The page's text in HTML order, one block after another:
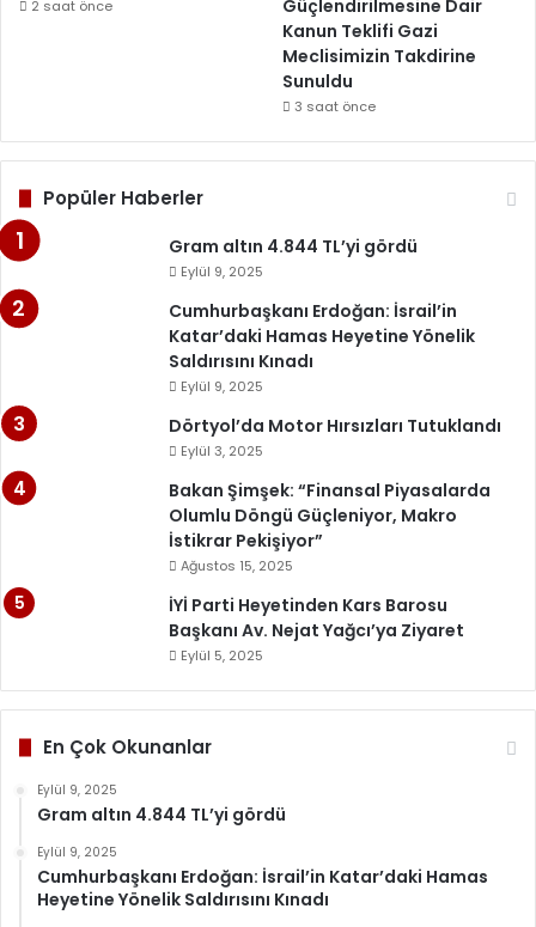
2 saat önce
Güçlendirilmesine Dair
Kanun Teklifi Gazi
Meclisimizin Takdirine
Sunuldu
3 saat önce
Popüler Haberler
Gram altın 4.844 TL’yi gördü
Eylül 9, 2025
Cumhurbaşkanı Erdoğan: İsrail’in
Katar’daki Hamas Heyetine Yönelik
Saldırısını Kınadı
Eylül 9, 2025
Dörtyol’da Motor Hırsızları Tutuklandı
Eylül 3, 2025
Bakan Şimşek: “Finansal Piyasalarda
Olumlu Döngü Güçleniyor, Makro
İstikrar Pekişiyor”
Ağustos 15, 2025
İYİ Parti Heyetinden Kars Barosu
Başkanı Av. Nejat Yağcı’ya Ziyaret
Eylül 5, 2025
En Çok Okunanlar
Eylül 9, 2025
Gram altın 4.844 TL’yi gördü
Eylül 9, 2025
Cumhurbaşkanı Erdoğan: İsrail’in Katar’daki Hamas
Heyetine Yönelik Saldırısını Kınadı